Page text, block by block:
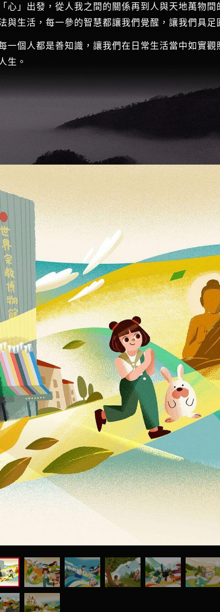
心」出發，從人我之間的關係再到人與天地萬物
生活，每一參的智慧都讓我們覺醒，讓我們具足
一個人都是善知識，讓我們在日常生活當中如實
生。